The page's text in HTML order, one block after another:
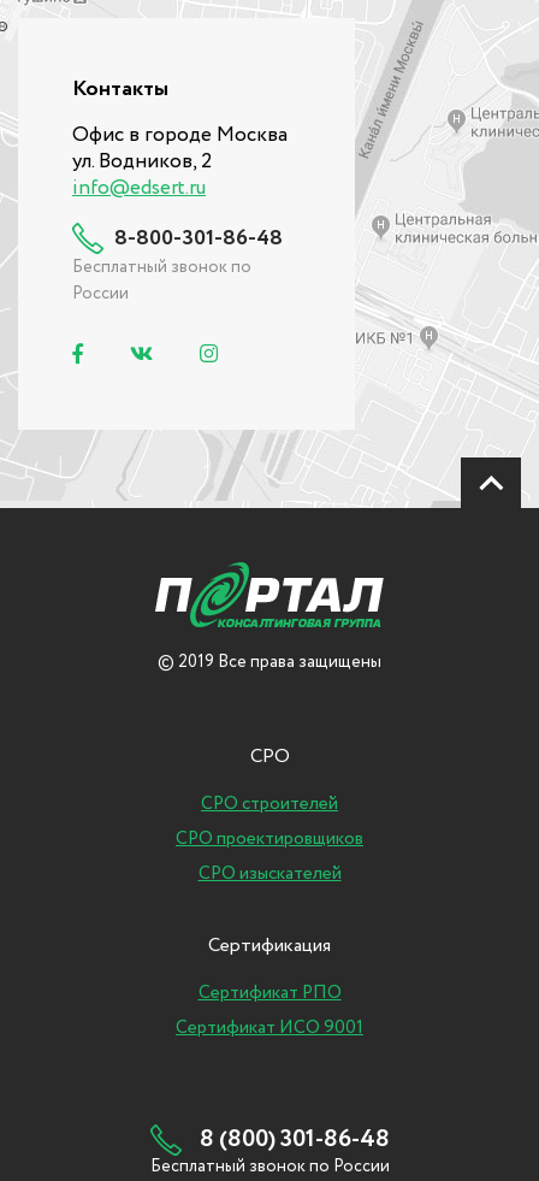
Контакты
Офис в городе Москва
ул. Водников, 2
info@edsert.ru
8-800-301-86-48
Бесплатный звонок по
России
© 2019 Все права защищены
СРО
СРО строителей
СРО проектировщиков
СРО изыскателей
Сертификация
Сертификат РПО
Сертификат ИСО 9001
8 (800) 301-86-48
Бесплатный звонок по России